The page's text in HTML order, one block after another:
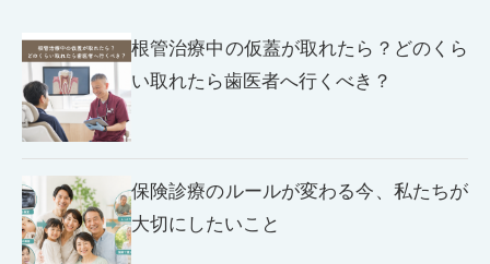
根管治療中の仮蓋が取れたら？どのくら
い取れたら歯医者へ行くべき？
保険診療のルールが変わる今、私たちが
大切にしたいこと